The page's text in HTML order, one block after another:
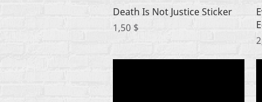
Быстрый просмотр
Death Is Not Justice Sticker
Цена
1,50 $